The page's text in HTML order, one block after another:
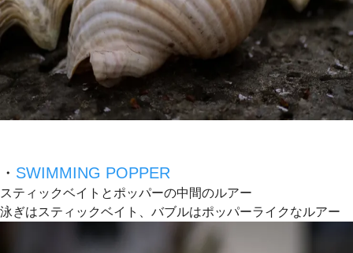
・ SWIMMING POPPER
スティックベイトとポッパーの中間のルアー
泳ぎはスティックベイト、バブルはポッパーライクなルアー